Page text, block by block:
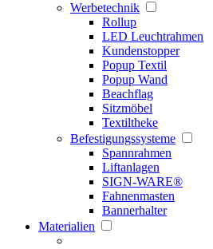
Werbetechnik
Rollup
LED Leuchtrahmen
Kundenstopper
Popup Textil
Popup Wand
Beachflag
Sitzmöbel
Textiltheke
Befestigungssysteme
Spannrahmen
Liftanlagen
SIGN-WARE®
Fahnenmasten
Bannerhalter
Materialien